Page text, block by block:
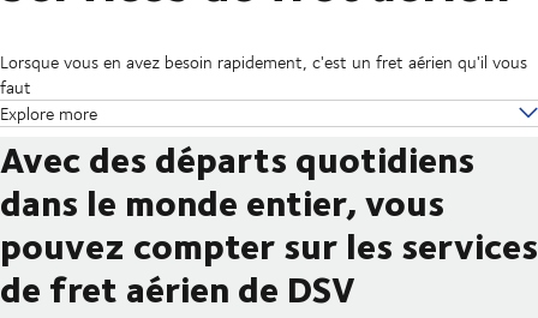
Lorsque vous en avez besoin rapidement, c'est un fret aérien qu'il vous
faut
Explore more
Avec des départs quotidiens
dans le monde entier, vous
pouvez compter sur les services
de fret aérien de DSV